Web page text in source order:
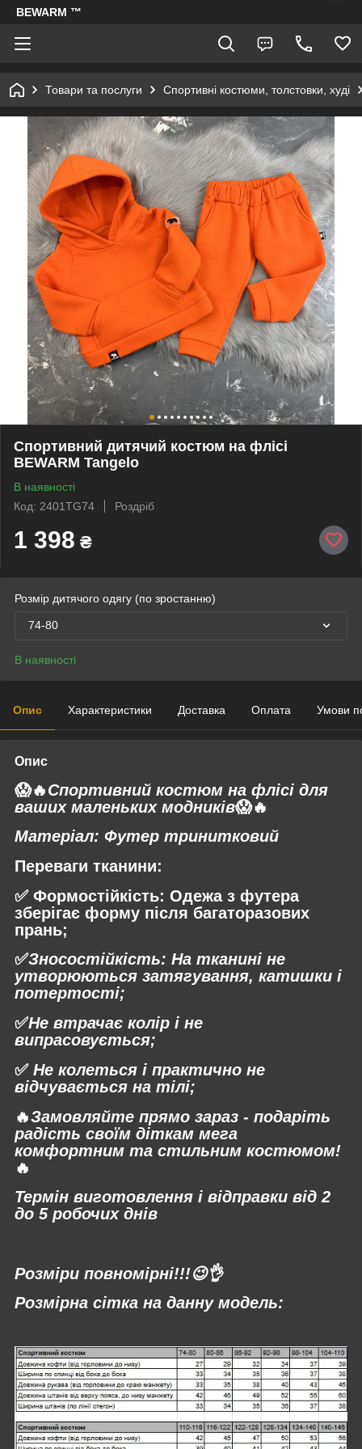
BEWARM ™
Товари та послуги Спортивні костюми, толстовки, худі
Спортивний дитячий костюм на флісі
BEWARM Tangelo
В наявності
Код: 2401TG74
Роздріб
1 398 ₴
Розмір дитячого одягу (по зростанню)
74-80
В наявності
Опис Характеристики Доставка Оплата Умови
Опис
😱🔥Спортивний костюм на флісі для
ваших маленьких модників😱🔥
Матеріал: Футер тринитковий
Переваги тканини:
✅ Формостійкість: Одежа з футера
зберігає форму після багаторазових
прань;
✅Зносостійкість: На тканині не
утворюються затягування, катишки і
потертості;
✅Не втрачає колір і не
випрасовується;
✅ Не колеться і практично не
відчувається на тілі;
🔥Замовляйте прямо зараз - подаріть
радість своїм діткам мега
комфортним та стильним костюмом!
🔥
Термін виготовлення і відправки від 2
до 5 робочих днів
Розміри повномірні!!!😉👌
Розмірна сітка на данну модель: